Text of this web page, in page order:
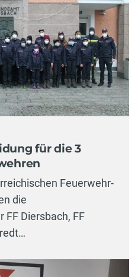
für die 3
Feuerwehr-
die
Diersbach, FF